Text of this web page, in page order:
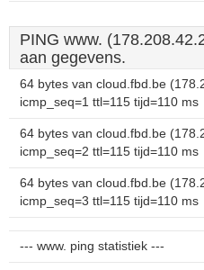
PING www.
aan gegevens.
64 bytes van cloud.fbd.be
icmp_seq=1 ttl=115 tijd=110 ms
64 bytes van cloud.fbd.be
icmp_seq=2 ttl=115 tijd=110 ms
64 bytes van cloud.fbd.be
icmp_seq=3 ttl=115 tijd=110 ms
--- www. ping statistiek ---